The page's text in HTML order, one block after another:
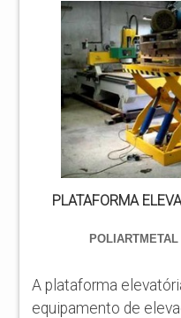
Extensão de alcance
Capacidade de
carga 4 a 6 horas.
efetuam a venda,
assistência técnica
elevatórias. A SINOBOOM dispõe dos
modelos: T...
PLATAFORMA
A plataforma
equipamento de